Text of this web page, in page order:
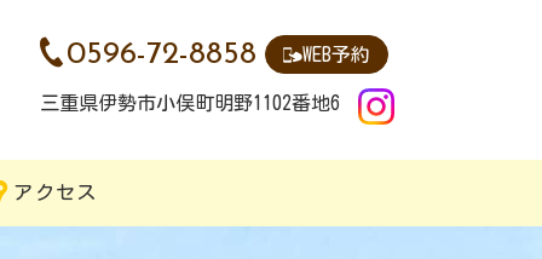
0596-72-8858 WEB予約
三重県伊勢市小俣町明野1102番地6
アクセス